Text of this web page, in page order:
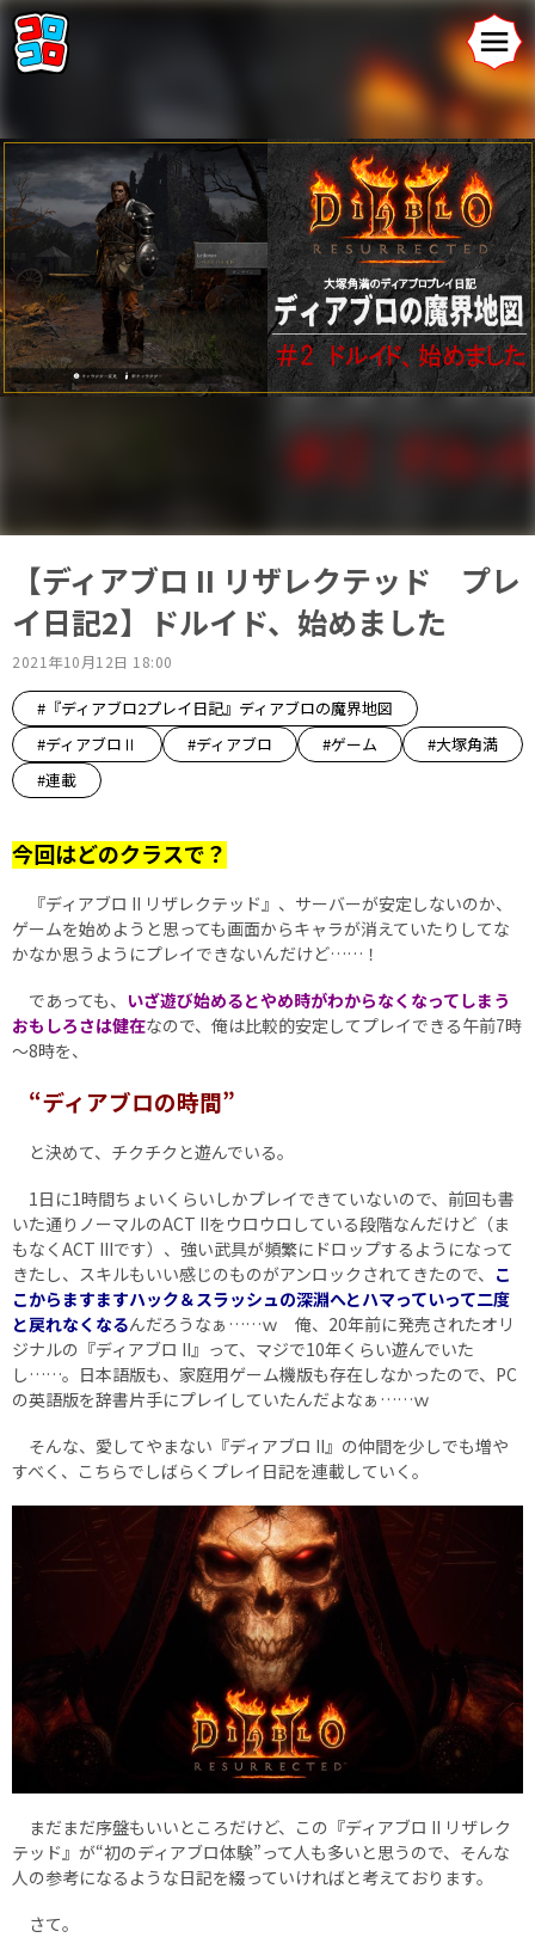
【ディアブロ II リザレクテッド プレ
イ日記2】ドルイド、始めました
2021年10月12日 18:00
#『ディアブロ2プレイ日記』ディアブロの魔界地図
#ディアブロⅡ
#ディアブロ #ゲーム
#大塚角満
#連載
今回はどのクラスで？
『ディアブロ II リザレクテッド』、サーバーが安定しないのか、
ゲームを始めようと思っても画面からキャラが消えていたりしてな
かなか思うようにプレイできないんだけど……！
であっても、 いざ遊び始めるとやめ時がわからなくなってしまう
おもしろさは健在なので、俺は比較的安定してプレイできる午前7時
～8時を、
“ディアブロの時間”
と決めて、チクチクと遊んでいる。
1日に1時間ちょいくらいしかプレイできていないので、前回も書
いた通りノーマルのACT IIをウロウロしている段階なんだけど（ま
もなくACT IIIです）、強い武具が頻繁にドロップするようになって
きたし、スキルもいい感じのものがアンロックされてきたので、 こ
こからますますハック＆スラッシュの深淵へとハマっていって二度
と戻れなくなるんだろうなぁ……ｗ 俺、20年前に発売されたオリ
ジナルの『ディアブロ II』って、マジで10年くらい遊んでいた
し……。日本語版も、家庭用ゲーム機版も存在しなかったので、PC
の英語版を辞書片手にプレイしていたんだよなぁ……ｗ
そんな、愛してやまない『ディアブロ II』の仲間を少しでも増や
すべく、こちらでしばらくプレイ日記を連載していく。
まだまだ序盤もいいところだけど、この『ディアブロ II リザレク
テッド』が“初のディアブロ体験”って人も多いと思うので、そんな
人の参考になるような日記を綴っていければと考えております。
さて。